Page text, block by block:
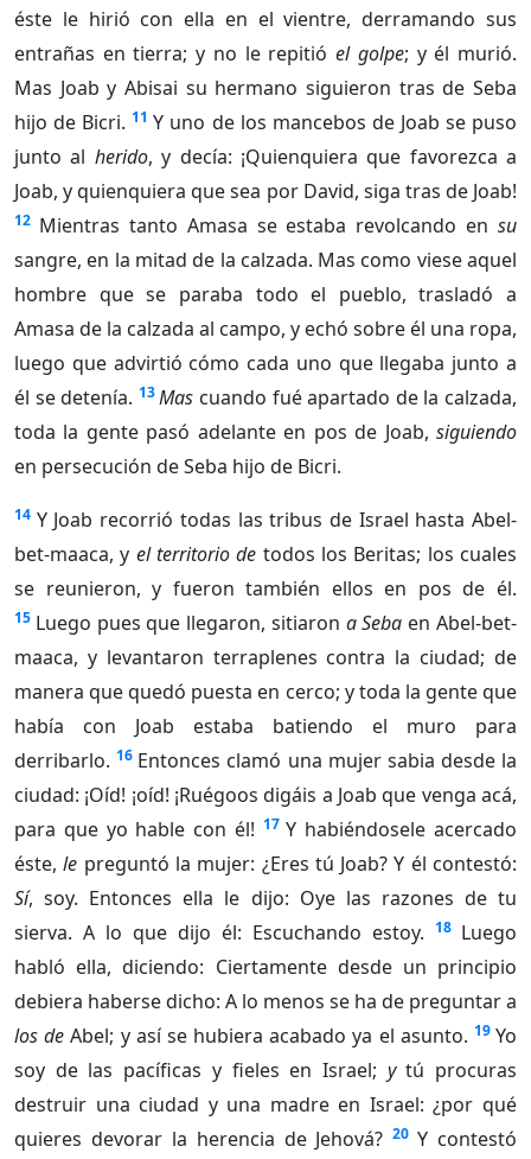
éste le hirió con ella en el vientre, derramando sus
entrañas en tierra; y no le repitióel golpe; y él murió.
Mas Joab y Abisai su hermano siguieron tras de Seba
hijo de Bicri. 11 Y uno de los mancebos de Joab se puso
junto al herido, y decía: ¡Quienquiera que favorezca a
Joab, y quienquiera que sea por David, siga tras de Joab!
12 Mientras tanto Amasa se estaba revolcando en su
sangre, en la mitad de la calzada. Mas como viese aquel
hombre que se paraba todo el pueblo, trasladó a
Amasa de la calzada al campo, y echó sobre él una ropa,
luego que advirtió cómo cada uno que llegaba junto a
él se detenía. 13 Mas cuando fué apartado de la calzada,
toda la gente pasó adelante en pos de Joab, siguiendo
en persecución de Seba hijo de Bicri.
14 Y Joab recorrió todas las tribus de Israel hasta Abel-
bet-maaca, y el territorio de todos los Beritas; los cuales
se reunieron, y fueron también ellos en pos de él.
15 Luego pues que llegaron, sitiaron a Seba en Abel-bet-
maaca, y levantaron terraplenes contra la ciudad; de
manera que quedó puesta en cerco; y toda la gente que
había con Joab estaba batiendo el muro para
derribarlo. 16 Entonces clamó una mujer sabia desde la
ciudad: ¡Oíd! ¡oíd! ¡Ruégoos digáis a Joab que venga acá,
para que yo hable con él! 17 Y habiéndosele acercado
éste,le preguntó la mujer: ¿Eres tú Joab? Y él contestó:
Sí, soy. Entonces ella le dijo: Oye las razones de tu
sierva. A lo que dijo él: Escuchando estoy. 18 Luego
habló ella, diciendo: Ciertamente desde un principio
debiera haberse dicho: A lo menos se ha de preguntar a
los de Abel; y así se hubiera acabado ya el asunto. 19 Yo
soy de las pacíficas y fieles en Israel; ytú procuras
destruir una ciudad y una madre en Israel: ¿por qué
quieres devorar la herencia de Jehová? 20 Y contestó